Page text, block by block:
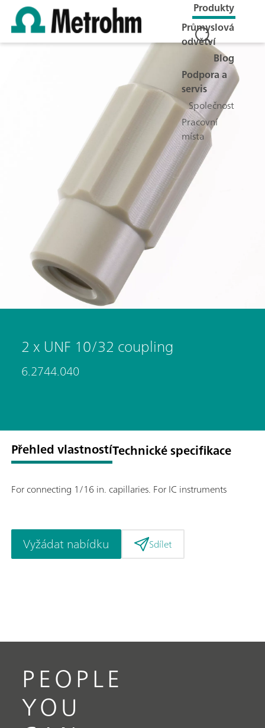
Produkty
Průmyslová
odvětví
Blog
Podpora a
servis
Společnost
Pracovní
místa
2 x UNF 10/32 coupling
6.2744.040
Přehled vlastnostíTechnické specifikace
For connecting 1/16 in. capillaries. For IC instruments
Vyžádat nabídku Sdílet
PEOPLE
YOU